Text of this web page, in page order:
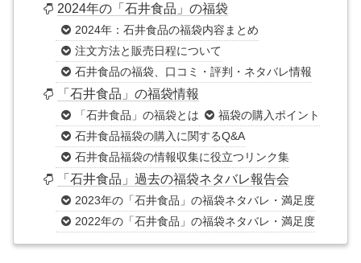
2024年の「石井食品」の福袋
2024年：石井食品の福袋内容まとめ
注文方法と販売日程について
石井食品の福袋、口コミ・評判・ネタバレ情報
「石井食品」の福袋情報
「石井食品」の福袋とは
福袋の購入ポイント
石井食品福袋の購入に関するQ&A
石井食品福袋の情報収集に役立つリンク集
「石井食品」過去の福袋ネタバレ報告会
2023年の「石井食品」の福袋ネタバレ・満足度
2022年の「石井食品」の福袋ネタバレ・満足度